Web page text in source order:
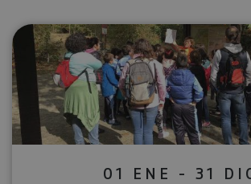
01 ENE - 31